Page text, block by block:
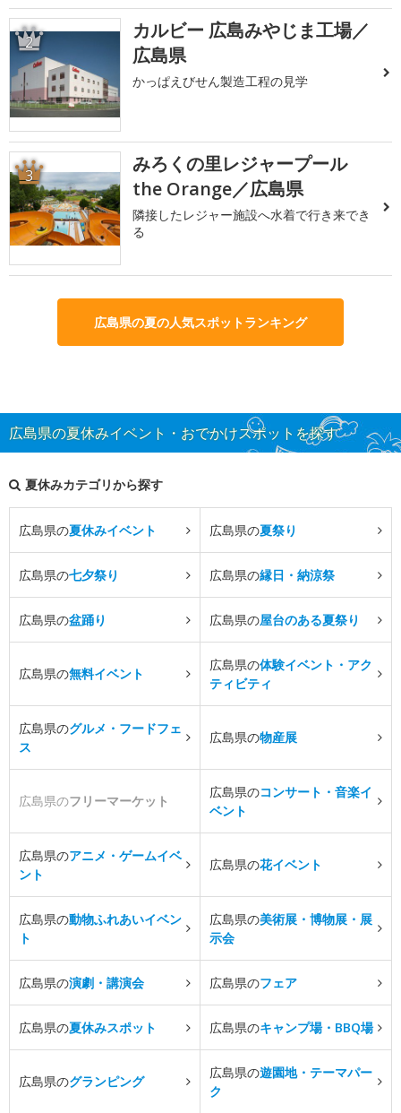
2
カルビー 広島みやじま工場／
広島県
かっぱえびせん製造工程の見学
3
みろくの里レジャープール
the Orange／広島県
隣接したレジャー施設へ水着で行き来でき
る
広島県の夏の人気スポットランキング
広島県の夏休みイベント・おでかけスポットを探す
夏休みカテゴリから探す
広島県の夏休みイベント 広島県の夏祭り
広島県の七夕祭り 広島県の縁日・納涼祭
広島県の盆踊り 広島県の屋台のある夏祭り
広島県の無料イベント
広島県の体験イベント・アク
ティビティ
広島県のグルメ・フードフェ
ス
広島県の物産展
広島県のフリーマーケット
広島県のコンサート・音楽イ
ベント
広島県のアニメ・ゲームイベ
ント
広島県の花イベント
広島県の動物ふれあいイベン
ト
広島県の美術展・博物展・展
示会
広島県の演劇・講演会 広島県のフェア
広島県の夏休みスポット 広島県のキャンプ場・BBQ場
広島県のグランピング
広島県の遊園地・テーマパー
ク